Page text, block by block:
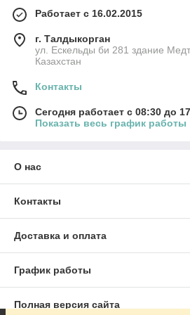
Работает с 16.02.2015
г. Талдыкорган
ул. Ескельды би 281 здание
Казахстан
Контакты
Сегодня работает с 08:30 до
Показать весь график работы
О нас
Контакты
Доставка и оплата
График работы
Полная версия сайта